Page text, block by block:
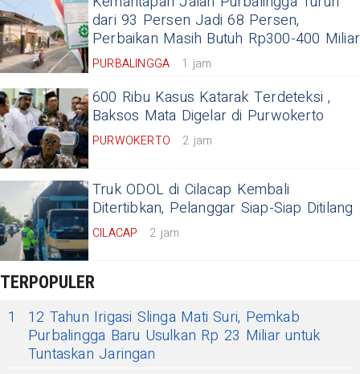
dari 93 Persen Jadi 68 Persen,
Perbaikan Masih Butuh Rp300-400 Miliar
PURBALINGGA 1 jam
600 Ribu Kasus Katarak Terdeteksi ,
Baksos Mata Digelar di Purwokerto
PURWOKERTO 2 jam
Truk ODOL di Cilacap Kembali
Ditertibkan, Pelanggar Siap-Siap Ditilang
CILACAP 2 jam
TERPOPULER
1
12 Tahun Irigasi Slinga Mati Suri, Pemkab
Purbalingga Baru Usulkan Rp 23 Miliar untuk
Tuntaskan Jaringan